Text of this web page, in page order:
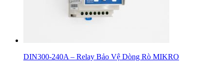
DIN300-240A – Relay Bảo Vệ Dòng Rò MIKRO